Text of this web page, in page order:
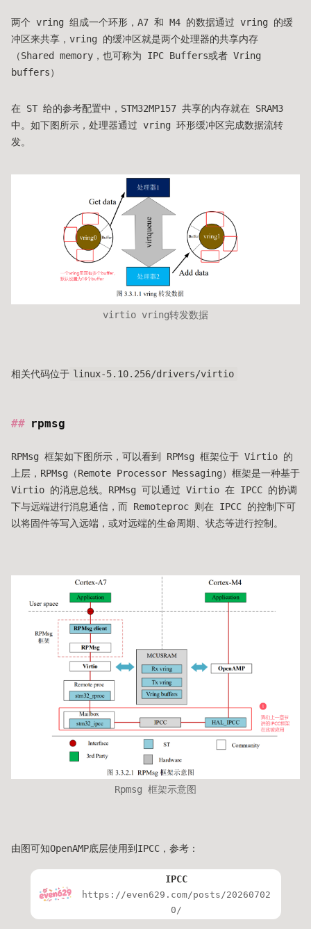
两个 vring 组成一个环形，A7 和 M4 的数据通过 vring 的缓
冲区来共享，vring 的缓冲区就是两个处理器的共享内存
（Shared memory，也可称为 IPC Buffers或者 Vring
buffers）
在 ST 给的参考配置中，STM32MP157 共享的内存就在 SRAM3
中。如下图所示，处理器通过 vring 环形缓冲区完成数据流转
发。
virtio vring转发数据
相关代码位于 linux-5.10.256/drivers/virtio
rpmsg
RPMsg 框架如下图所示，可以看到 RPMsg 框架位于 Virtio 的
上层，RPMsg（Remote Processor Messaging）框架是一种基于
Virtio 的消息总线。RPMsg 可以通过 Virtio 在 IPCC 的协调
下与远端进行消息通信，而 Remoteproc 则在 IPCC 的控制下可
以将固件等写入远端，或对远端的生命周期、状态等进行控制。
Rpmsg 框架示意图
由图可知OpenAMP底层使用到IPCC，参考：
IPCC
https://even629.com/posts/20260702
0/